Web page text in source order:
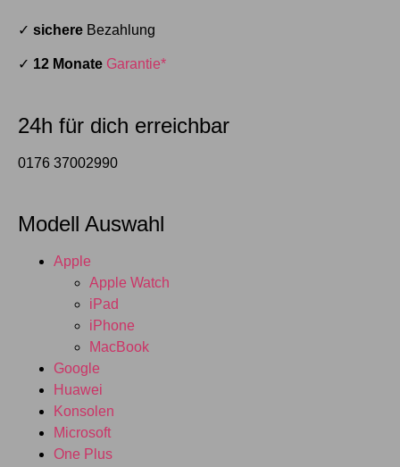
✓ sichere Bezahlung
✓ 12 Monate Garantie*
24h für dich erreichbar
0176 37002990
Modell Auswahl
Apple
Apple Watch
iPad
iPhone
MacBook
Google
Huawei
Konsolen
Microsoft
One Plus